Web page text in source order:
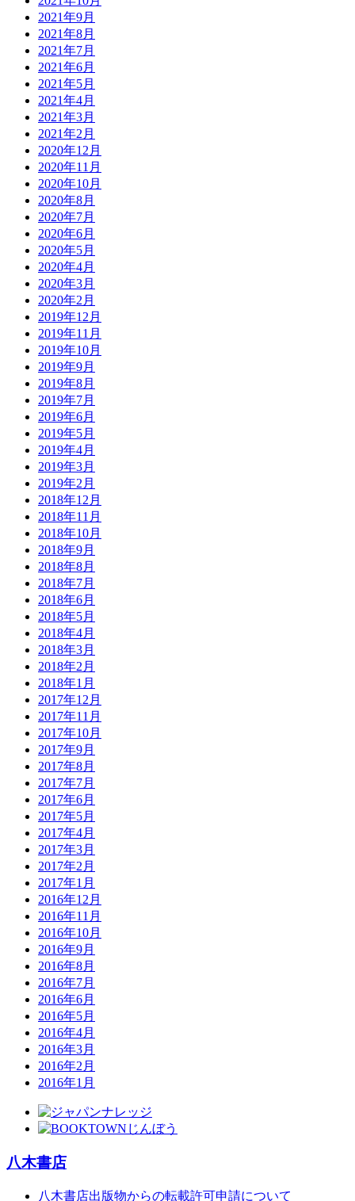
2021年9月
2021年8月
2021年7月
2021年6月
2021年5月
2021年4月
2021年3月
2021年2月
2020年12月
2020年11月
2020年10月
2020年8月
2020年7月
2020年6月
2020年5月
2020年4月
2020年3月
2020年2月
2019年12月
2019年11月
2019年10月
2019年9月
2019年8月
2019年7月
2019年6月
2019年5月
2019年4月
2019年3月
2019年2月
2018年12月
2018年11月
2018年10月
2018年9月
2018年8月
2018年7月
2018年6月
2018年5月
2018年4月
2018年3月
2018年2月
2018年1月
2017年12月
2017年11月
2017年10月
2017年9月
2017年8月
2017年7月
2017年6月
2017年5月
2017年4月
2017年3月
2017年2月
2017年1月
2016年12月
2016年11月
2016年10月
2016年9月
2016年8月
2016年7月
2016年6月
2016年5月
2016年4月
2016年3月
2016年2月
2016年1月
八木書店
八木書店出版物からの転載許可申請について